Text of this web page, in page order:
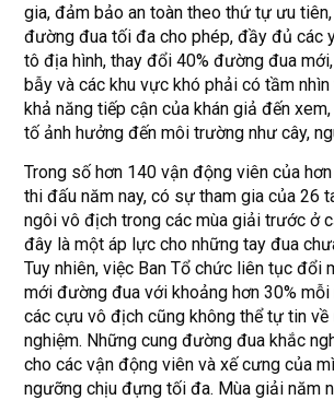
gia, đảm bảo an toàn theo thứ tự ưu
đường đua tối đa cho phép, đầy đủ các
tô địa hình, thay đổi 40% đường đua
bẫy và các khu vực khó phải có tầm
khả năng tiếp cận của khán giả đến
tố ảnh hưởng đến môi trường như cây,
Trong số hơn 140 vận động viên của
thi đấu năm nay, có sự tham gia của 26
ngôi vô địch trong các mùa giải trước ở
đây là một áp lực cho những tay đua
Tuy nhiên, việc Ban Tổ chức liên tục đổi
mới đường đua với khoảng hơn 30% mỗi
các cựu vô địch cũng không thể tự tin về
nghiệm. Những cung đường đua khắc
cho các vận động viên và xế cưng của
ngưỡng chịu đựng tối đa. Mùa giải năm